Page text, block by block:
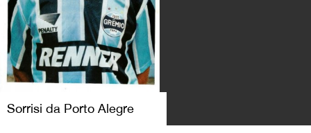
Sorrisi da Porto Alegre